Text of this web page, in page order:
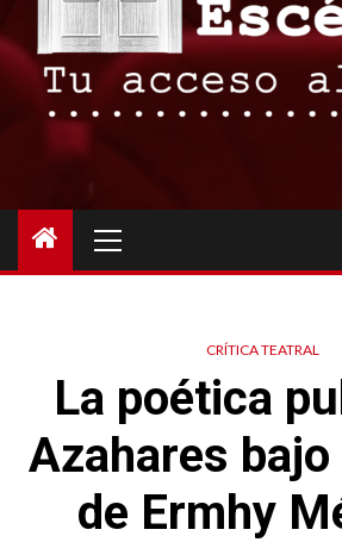
principal
CRÍTICA TEATRAL
La poética
Azahares
de Ermhy